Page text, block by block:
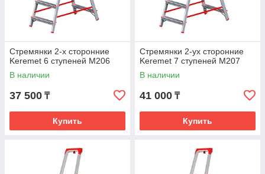
Стремянки 2-х сторонние
Keremet 6 ступеней М206
В наличии
37 500 ₸
Купить
Стремянки 2-ух сторонние
Keremet 7 ступеней М207
В наличии
41 000 ₸
Купить